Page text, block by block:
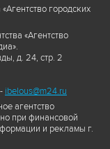
городских
«Агентство
д. 24, стр. 2
ibelous@m24.ru
агентство
при финансовой
и рекламы г.